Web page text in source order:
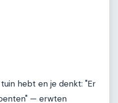
hebt en je denkt: "Er
— erwten